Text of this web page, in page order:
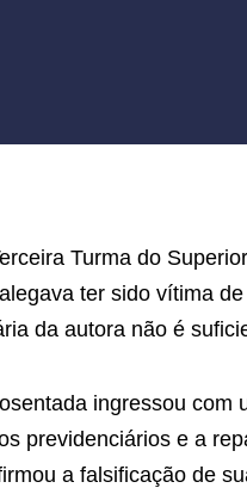
Turma do
ter sido vítima
da autora não é
ingressou
previdenciários e a
a falsificação de